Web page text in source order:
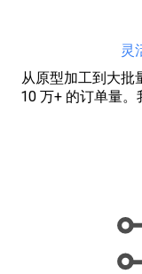
灵
从原型加工到大批
10 万+ 的订单量